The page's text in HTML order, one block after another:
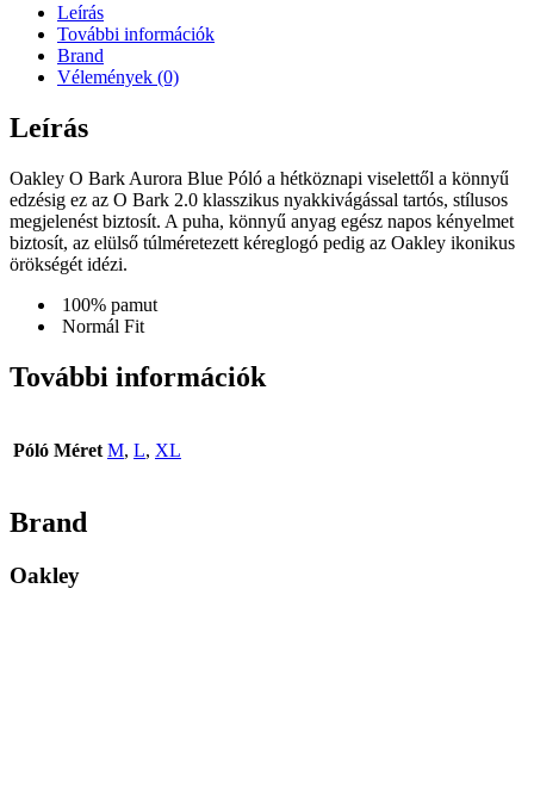
Leírás
További információk
Brand
Vélemények (0)
Leírás
Oakley O Bark Aurora Blue Póló a hétköznapi viselettől a könnyű
edzésig ez az O Bark 2.0 klasszikus nyakkivágással tartós, stílusos
megjelenést biztosít. A puha, könnyű anyag egész napos kényelmet
biztosít, az elülső túlméretezett kéreglogó pedig az Oakley ikonikus
örökségét idézi.
100% pamut
Normál Fit
További információk
Póló Méret M, L, XL
Brand
Oakley